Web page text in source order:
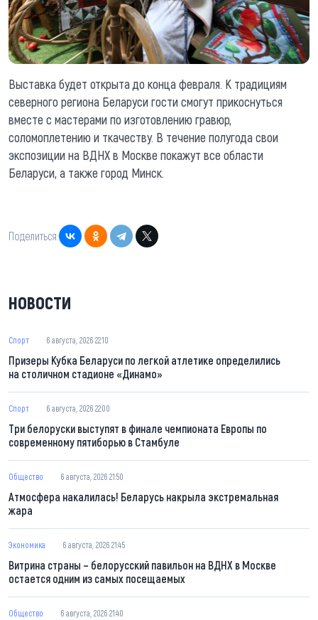
Выставка будет открыта до конца февраля. К традициям
северного региона Беларуси гости смогут прикоснуться
вместе с мастерами по изготовлению гравюр,
соломоплетению и ткачеству. В течение полугода свои
экспозиции на ВДНХ в Москве покажут все области
Беларуси, а также город Минск.
Поделиться:
НОВОСТИ
Спорт 6 августа, 2026 22:10
Призеры Кубка Беларуси по легкой атлетике определились
на столичном стадионе «Динамо»
Спорт 6 августа, 2026 22:00
Три белоруски выступят в финале чемпионата Европы по
современному пятиборью в Стамбуле
Общество 6 августа, 2026 21:50
Атмосфера накалилась! Беларусь накрыла экстремальная
жара
Экономика 6 августа, 2026 21:45
Витрина страны – белорусский павильон на ВДНХ в Москве
остается одним из самых посещаемых
Общество 6 августа, 2026 21:40